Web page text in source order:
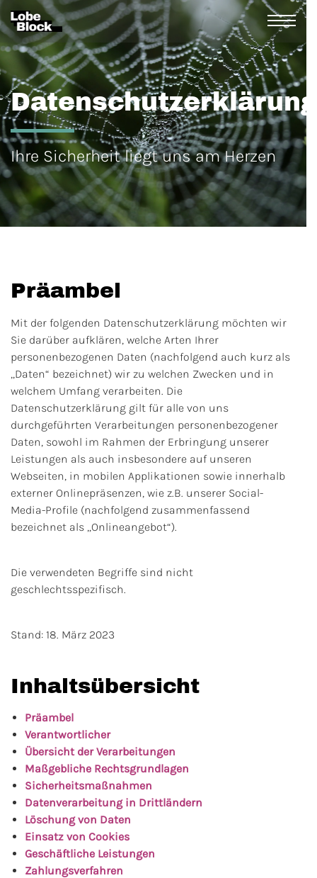
Datenschutzerklärung
Ihre Sicherheit liegt uns am Herzen
Präambel
Mit der folgenden Datenschutzerklärung möchten wir
Sie darüber aufklären, welche Arten Ihrer
personenbezogenen Daten (nachfolgend auch kurz als
„Daten“ bezeichnet) wir zu welchen Zwecken und in
welchem Umfang verarbeiten. Die
Datenschutzerklärung gilt für alle von uns
durchgeführten Verarbeitungen personenbezogener
Daten, sowohl im Rahmen der Erbringung unserer
Leistungen als auch insbesondere auf unseren
Webseiten, in mobilen Applikationen sowie innerhalb
externer Onlinepräsenzen, wie z.B. unserer Social-
Media-Profile (nachfolgend zusammenfassend
bezeichnet als „Onlineangebot“).
Die verwendeten Begriffe sind nicht
geschlechtsspezifisch.
Stand: 18. März 2023
Inhaltsübersicht
Präambel
Verantwortlicher
Übersicht der Verarbeitungen
Maßgebliche Rechtsgrundlagen
Sicherheitsmaßnahmen
Datenverarbeitung in Drittländern
Löschung von Daten
Einsatz von Cookies
Geschäftliche Leistungen
Zahlungsverfahren